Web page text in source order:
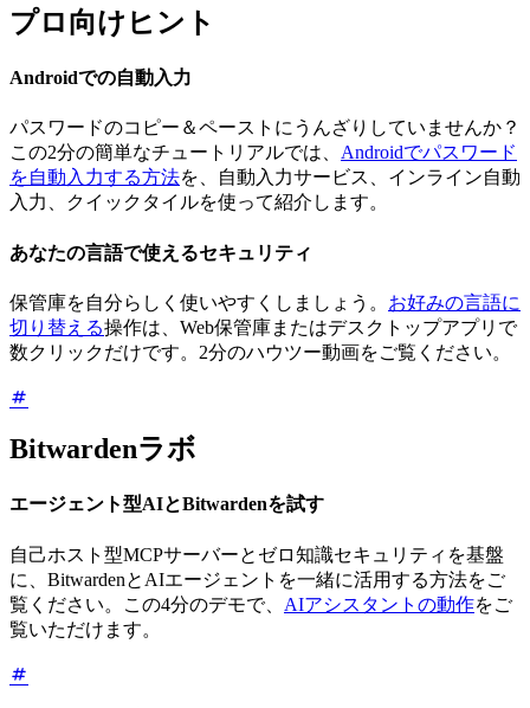
プロ向けヒント
Androidでの自動入力
パスワードのコピー＆ペーストにうんざりしていませんか？
この2分の簡単なチュートリアルでは、 Androidでパスワード
を自動入力する方法を、自動入力サービス、インライン自動
入力、クイックタイルを使って紹介します。
あなたの言語で使えるセキュリティ
保管庫を自分らしく使いやすくしましょう。 お好みの言語に
切り替える操作は、Web保管庫またはデスクトップアプリで
数クリックだけです。2分のハウツー動画をご覧ください。
Bitwardenラボ
エージェント型AIとBitwardenを試す
自己ホスト型MCPサーバーとゼロ知識セキュリティを基盤
に、BitwardenとAIエージェントを一緒に活用する方法をご
覧ください。この4分のデモで、 AIアシスタントの動作をご
覧いただけます。